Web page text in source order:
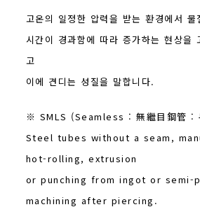
고온의 일정한 압력을 받는 환경에서 물
시간이 경과함에 따라 증가하는 현상을
고
이에 견디는 성질을 말합니다.
※ SMLS (Seamless : 無繼目鋼管 :
Steel tubes without a seam,
hot-rolling, extrusion
or punching from ingot or semi-
machining after piercing.